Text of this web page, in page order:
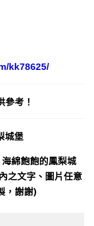
kk78625/
參考！
城堡
海綿飽飽的鳳梨城
之文字、圖片任意
，謝謝)